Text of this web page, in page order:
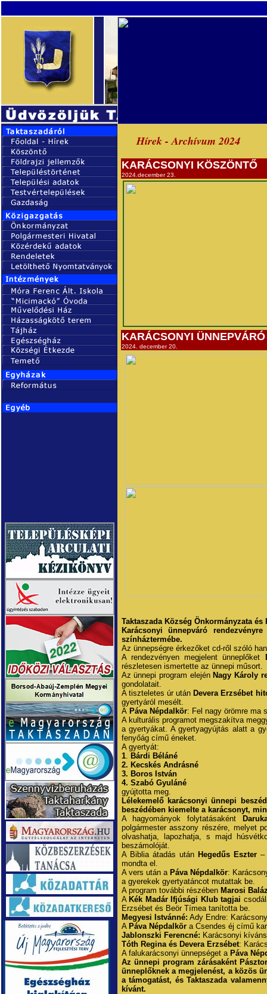
Hírek - Archívum 2024
KARÁCSONYI KÖSZÖNTŐ
2024.december 23.
KARÁCSONYI ÜNNEPVÁRÓ
2024. december 20.
Taktaszada Község Önkormányzata
Karácsonyi ünnepváró
színháztermébe.
Az ünnepségre érkezőket cd-ről szóló
A rendezvényen megjelent ünneplőket
részletesen ismertette az ünnepi műsort.
Az ünnepi program elején Nagy Károly
gondolatait.
A tiszteletes úr után Devera Erzsébet
gyertyáról mesélt.
APáva Népdalkör: Fel nagy örömre ma
A kulturális programot megszakítva
a gyertyákat. A gyertyagyújtás alatt a
fenyőág című éneket.
A gyertyát:
1. Bárdi Béláné
2. Kecskés Andrásné
3. Boros István
4. Szabó Gyuláné
gyújtotta meg.
Lélekemelő karácsonyi ünnepi
beszédében kiemelte a karácsonyt,
A hagyományok folytatásaként
polgármester asszony részére, melyet
olvashatja, lapozhatja, s majd
beszámolóját.
A Biblia átadás után Hegedűs Eszter –
mondta el.
A vers után a Páva Népdalkör:
a gyerekek gyertyatáncot mutattak be.
A program további részében Marosi
A Kék Madár Ifjúsági Klub tagjai
Erzsébet és Beör Tímea tanította be.
Megyesi Istvánné: Ady Endre:
A Páva Népdalköra Csendes éj című
Jablonszki Ferencné: Karácsonyi
Tóth Regina és Devera Erzsébet:
A falukarácsonyi ünnepséget a Páva
Az ünnepi program zárásaként
ünneplőknek a megjelenést, a közös
a támogatást, és Taktaszada
kívánt.